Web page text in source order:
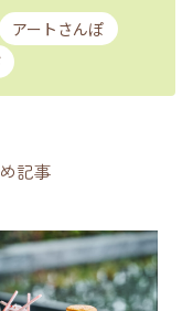
アートさんぽ
記事